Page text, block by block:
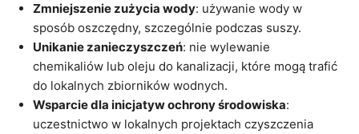
Zmniejszenie zużycia wody: używanie wody w
sposób oszczędny, szczególnie podczas suszy.
Unikanie zanieczyszczeń: nie wylewanie
chemikaliów lub oleju do kanalizacji, które mogą trafić
do lokalnych zbiorników wodnych.
Wsparcie dla inicjatyw ochrony środowiska:
uczestnictwo w lokalnych projektach czyszczenia